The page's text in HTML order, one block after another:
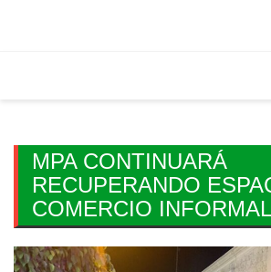
MPA CONTINUARÁ
RECUPERANDO
COMERCIO INFORMAL